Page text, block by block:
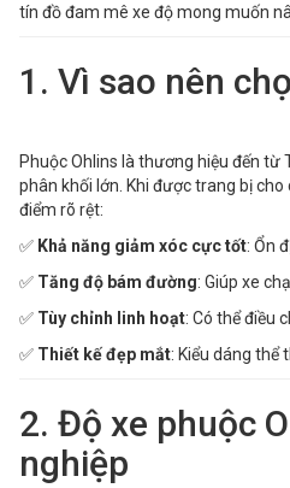
tín đồ đam mê xe độ mong muốn
1. Vì sao nên
Phuộc Ohlins là thương hiệu đến
phân khối lớn. Khi được trang bị
điểm rõ rệt:
✅ Khả năng giảm xóc cực tốt: Ổn
✅ Tăng độ bám đường: Giúp xe
✅ Tùy chỉnh linh hoạt: Có thể điều
✅ Thiết kế đẹp mắt: Kiểu dáng thể
2. Độ xe phuộc
nghiệp